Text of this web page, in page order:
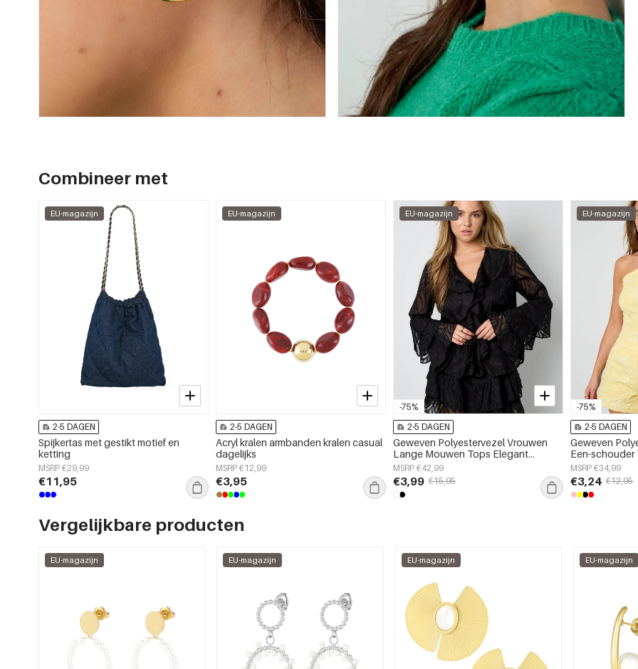
Combineer met
EU-magazijn
2-5 DAGEN
Spijkertas met gestikt motief en
ketting
MSRP €29,99
€11,95
EU-magazijn
2-5 DAGEN
Acryl kralen armbanden kralen casual
dagelijks
MSRP €12,99
€3,95
-75%
EU-magazijn
2-5 DAGEN
Geweven Polyestervezel Vrouwen
Lange Mouwen Tops Elegant
Botanisch
MSRP €42,99
€3,99 €15,95
-75%
EU-magazijn
2-5 DAGEN
Geweven
Een-
Bloemenprint
MSRP €34,99
€3,24 €12,95
Vergelijkbare producten
EU-magazijn EU-magazijn EU-magazijn EU-magazijn